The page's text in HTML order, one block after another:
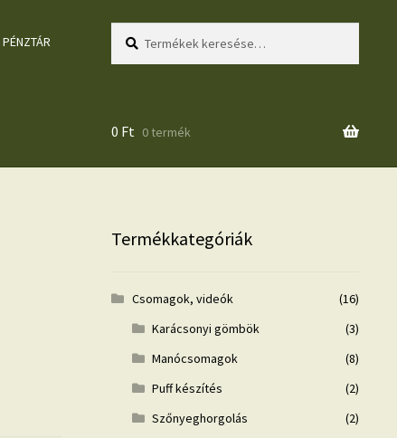
PÉNZTÁR
0 Ft 0 termék
Termékkategóriák
Csomagok, videók
(16)
Karácsonyi gömbök
(3)
Manócsomagok
(8)
Puff készítés
(2)
Szőnyeghorgolás
(2)